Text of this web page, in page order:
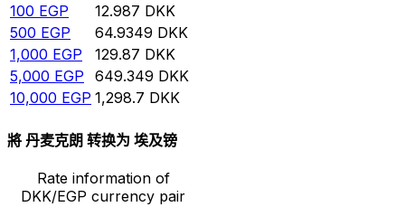
100 EGP 12.987 DKK
500 EGP 64.9349 DKK
1,000 EGP 129.87 DKK
5,000 EGP 649.349 DKK
10,000 EGP 1,298.7 DKK
將 丹麦克朗 转换为 埃及镑
Rate information of
DKK/EGP currency pair